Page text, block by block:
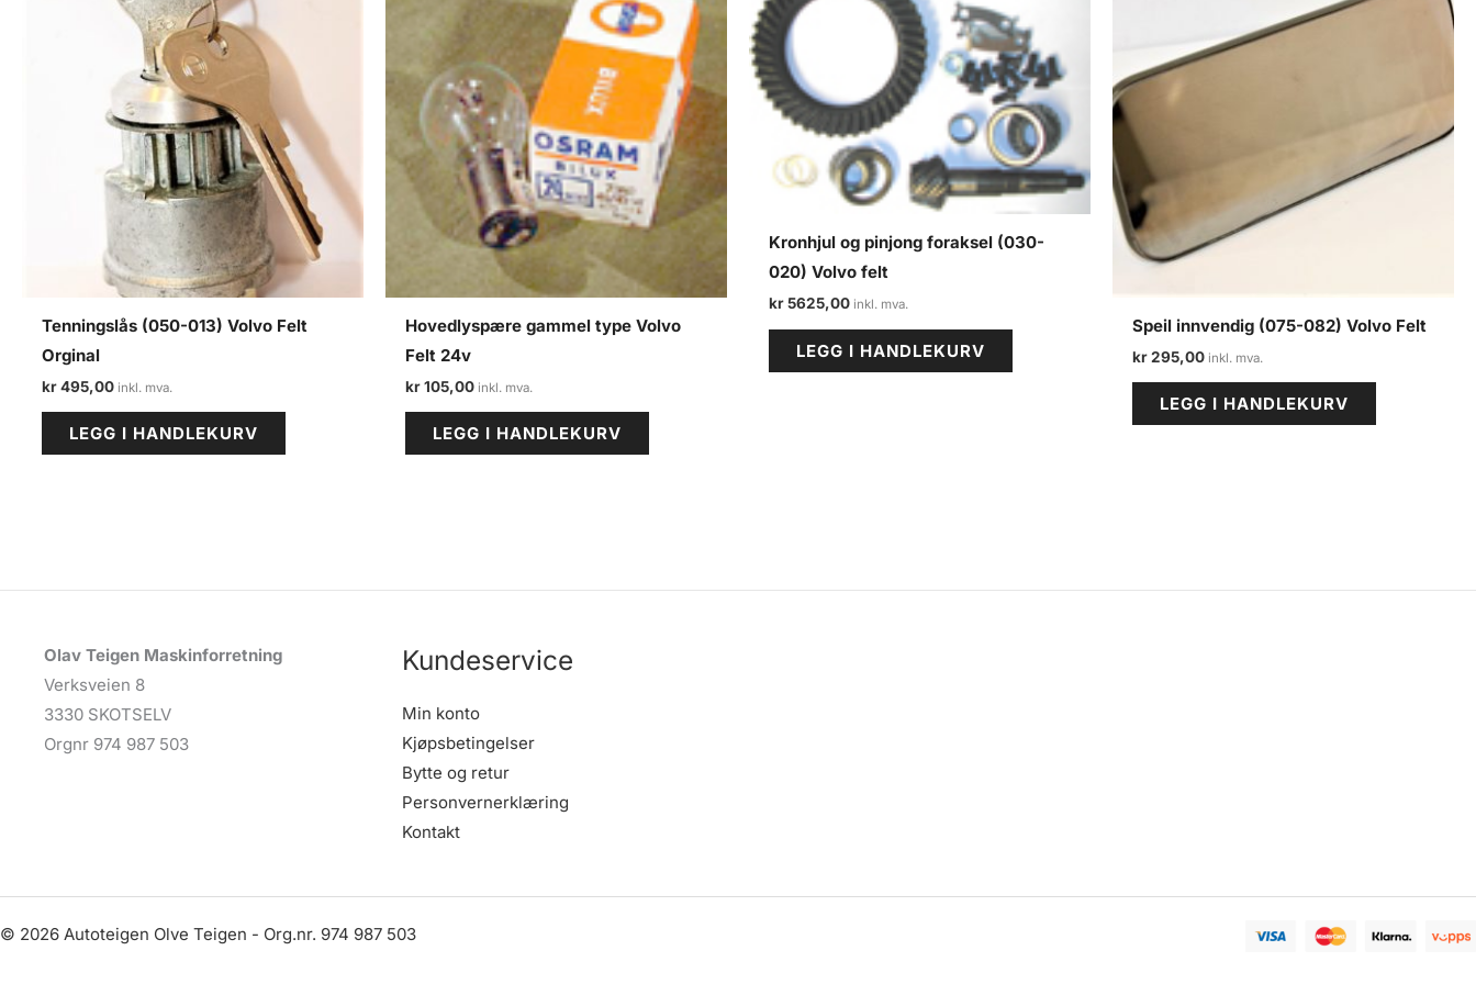
Tenningslås (050-013) Volvo Felt
Orginal
kr495,00
LEGG I HANDLEKURV
Hovedlyspære gammel type Volvo
Felt 24v
kr105,00
LEGG I HANDLEKURV
Kronhjul og pinjong foraksel (030-
020) Volvo felt
kr5625,00
LEGG I HANDLEKURV
Speil innvendig (075-082) Volvo Felt
kr295,00
LEGG I HANDLEKURV
Olav Teigen Maskinforretning
Verksveien 8
3330 SKOTSELV
Orgnr 974 987 503
Kundeservice
Min konto
Kjøpsbetingelser
Bytte og retur
Personvernerklæring
Kontakt
© 2026 Autoteigen Olve Teigen - Org.nr. 974 987 503